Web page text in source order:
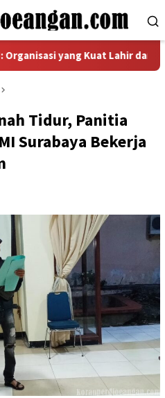
yang Kuat Lahir dari Anggota
Tidur, Panitia
Surabaya Bekerja